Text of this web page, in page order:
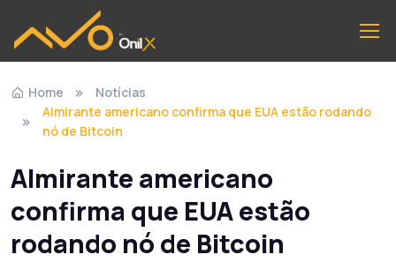
Home
Notícias
Almirante americano confirma que EUA estão rodando
nó de Bitcoin
Almirante americano
confirma que EUA estão
rodando nó de Bitcoin